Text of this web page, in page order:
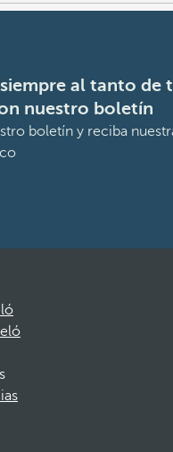
al tanto de
nuestro boletín
boletín y reciba